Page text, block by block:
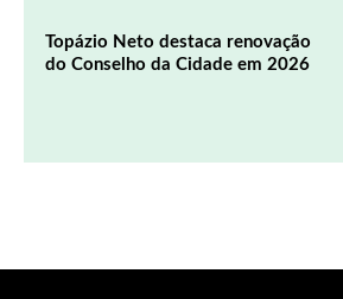
Topázio Neto destaca renovação
do Conselho da Cidade em 2026